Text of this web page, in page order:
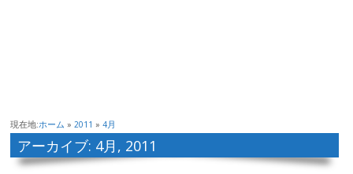
現在地:ホーム »2011 »4月
アーカイブ: 4月, 2011